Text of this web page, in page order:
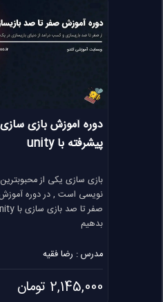
دوره آموزش بازی سازی
پیشرفته با unity
بازی سازی یکی از
نویسی است , در دوره
بدهیم
مدرس : رضا فقیه
2,145,000 تومان